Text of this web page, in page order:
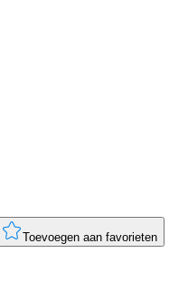
Toevoegen aan favorieten